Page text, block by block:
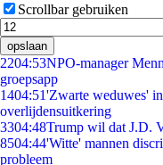
Scrollbar gebruiken
opslaan
2204:53NPO-manager
groepsapp
1404:51'Zwarte weduwes'
overlijdensuitkering
3304:48Trump wil dat J.D.
8504:44'Witte' mannen
probleem